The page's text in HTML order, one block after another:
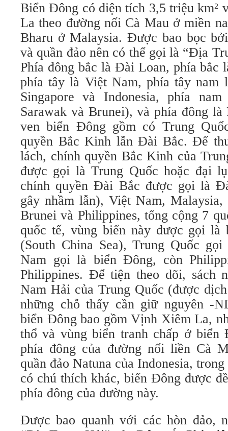
Biển Đông có diện tích 3,5 triệu km²
La theo đường nối Cà Mau ở miền
Bharu ở Malaysia. Được bao bọc
và quần đảo nên có thể gọi là “Địa
Phía đông bắc là Đài Loan, phía bắc
phía tây là Việt Nam, phía tây nam
Singapore và Indonesia, phía
Sarawak và Brunei), và phía đông là
ven biển Đông gồm có Trung
quyền Bắc Kinh lẫn Đài Bắc. Để
lách, chính quyền Bắc Kinh của
được gọi là Trung Quốc hoặc đại
chính quyền Đài Bắc được gọi là
gây nhầm lẫn), Việt Nam, Malaysia,
Brunei và Philippines, tổng cộng 7
quốc tế, vùng biển này được gọi là
(South China Sea), Trung Quốc
Nam gọi là biển Đông, còn
Philippines. Để tiện theo dõi, sách
Nam Hải của Trung Quốc (được
những chỗ thấy cần giữ nguyên -
biển Đông bao gồm Vịnh Xiêm La,
thổ và vùng biển tranh chấp ở biển
phía đông của đường nối liền Cà
quần đảo Natuna của Indonesia,
có chú thích khác, biển Đông được
phía đông của đường này.
Được bao quanh với các hòn đảo,